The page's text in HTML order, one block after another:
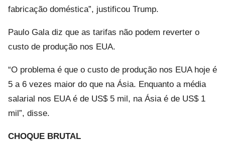
fabricação doméstica”, justificou Trump.
Paulo Gala diz que as tarifas não podem reverter o
custo de produção nos EUA.
“O problema é que o custo de produção nos EUA hoje é
5 a 6 vezes maior do que na Ásia. Enquanto a média
salarial nos EUA é de US$ 5 mil, na Ásia é de US$ 1
mil”, disse.
CHOQUE BRUTAL